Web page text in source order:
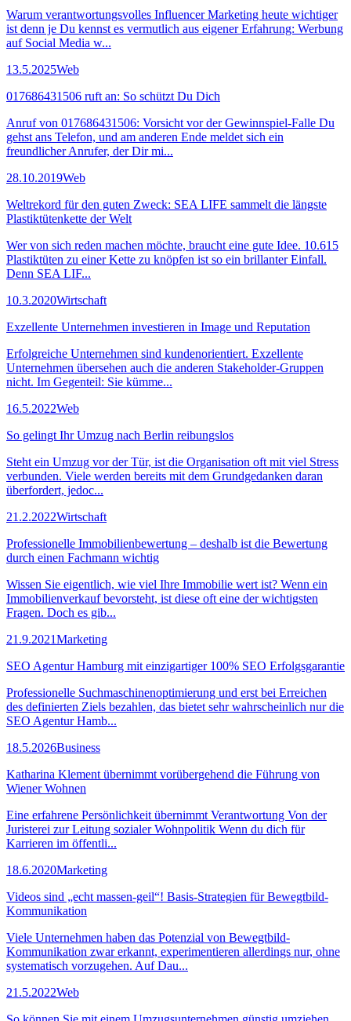
Warum verantwortungsvolles Influencer Marketing heute wichtiger
ist denn je Du kennst es vermutlich aus eigener Erfahrung: Werbung
auf Social Media w...
13.5.2025Web
017686431506 ruft an: So schützt Du Dich
Anruf von 017686431506: Vorsicht vor der Gewinnspiel-Falle Du
gehst ans Telefon, und am anderen Ende meldet sich ein
freundlicher Anrufer, der Dir mi...
28.10.2019Web
Weltrekord für den guten Zweck: SEA LIFE sammelt die längste
Plastiktütenkette der Welt
Wer von sich reden machen möchte, braucht eine gute Idee. 10.615
Plastiktüten zu einer Kette zu knöpfen ist so ein brillanter Einfall.
Denn SEA LIF...
10.3.2020Wirtschaft
Exzellente Unternehmen investieren in Image und Reputation
Erfolgreiche Unternehmen sind kundenorientiert. Exzellente
Unternehmen übersehen auch die anderen Stakeholder-Gruppen
nicht. Im Gegenteil: Sie kümme...
16.5.2022Web
So gelingt Ihr Umzug nach Berlin reibungslos
Steht ein Umzug vor der Tür, ist die Organisation oft mit viel Stress
verbunden. Viele werden bereits mit dem Grundgedanken daran
überfordert, jedoc...
21.2.2022Wirtschaft
Professionelle Immobilienbewertung – deshalb ist die Bewertung
durch einen Fachmann wichtig
Wissen Sie eigentlich, wie viel Ihre Immobilie wert ist? Wenn ein
Immobilienverkauf bevorsteht, ist diese oft eine der wichtigsten
Fragen. Doch es gib...
21.9.2021Marketing
SEO Agentur Hamburg mit einzigartiger 100% SEO Erfolgsgarantie
Professionelle Suchmaschinenoptimierung und erst bei Erreichen
des definierten Ziels bezahlen, das bietet sehr wahrscheinlich nur die
SEO Agentur Hamb...
18.5.2026Business
Katharina Klement übernimmt vorübergehend die Führung von
Wiener Wohnen
Eine erfahrene Persönlichkeit übernimmt Verantwortung Von der
Juristerei zur Leitung sozialer Wohnpolitik Wenn du dich für
Karrieren im öffentli...
18.6.2020Marketing
Videos sind „echt massen-geil“! Basis-Strategien für Bewegtbild-
Kommunikation
Viele Unternehmen haben das Potenzial von Bewegtbild-
Kommunikation zwar erkannt, experimentieren allerdings nur, ohne
systematisch vorzugehen. Auf Dau...
21.5.2022Web